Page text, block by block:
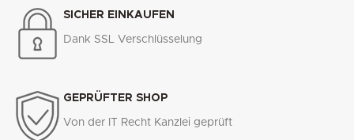
SICHER EINKAUFEN
Dank SSL Verschlüsselung
GEPRÜFTER SHOP
Von der IT Recht Kanzlei geprüft